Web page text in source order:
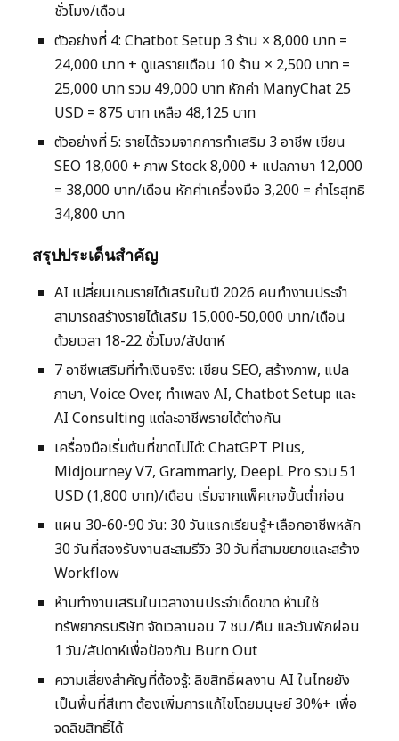
ชั่วโมง/เดือน
ตัวอย่างที่ 4: Chatbot Setup 3 ร้าน × 8,000 บาท =
24,000 บาท + ดูแลรายเดือน 10 ร้าน × 2,500 บาท =
25,000 บาท รวม 49,000 บาท หักค่า ManyChat 25
USD = 875 บาท เหลือ 48,125 บาท
ตัวอย่างที่ 5: รายได้รวมจากการทำเสริม 3 อาชีพ เขียน
SEO 18,000 + ภาพ Stock 8,000 + แปลภาษา 12,000
= 38,000 บาท/เดือน หักค่าเครื่องมือ 3,200 = กำไรสุทธิ
34,800 บาท
สรุปประเด็นสำคัญ
AI เปลี่ยนเกมรายได้เสริมในปี 2026 คนทำงานประจำ
สามารถสร้างรายได้เสริม 15,000-50,000 บาท/เดือน
ด้วยเวลา 18-22 ชั่วโมง/สัปดาห์
7 อาชีพเสริมที่ทำเงินจริง: เขียน SEO, สร้างภาพ, แปล
ภาษา, Voice Over, ทำเพลง AI, Chatbot Setup และ
AI Consulting แต่ละอาชีพรายได้ต่างกัน
เครื่องมือเริ่มต้นที่ขาดไม่ได้: ChatGPT Plus,
Midjourney V7, Grammarly, DeepL Pro รวม 51
USD (1,800 บาท)/เดือน เริ่มจากแพ็คเกจขั้นต่ำก่อน
แผน 30-60-90 วัน: 30 วันแรกเรียนรู้+เลือกอาชีพหลัก
30 วันที่สองรับงานสะสมรีวิว 30 วันที่สามขยายและสร้าง
Workflow
ห้ามทำงานเสริมในเวลางานประจำเด็ดขาด ห้ามใช้
ทรัพยากรบริษัท จัดเวลานอน 7 ชม./คืน และวันพักผ่อน
1 วัน/สัปดาห์เพื่อป้องกัน Burn Out
ความเสี่ยงสำคัญที่ต้องรู้: ลิขสิทธิ์ผลงาน AI ในไทยยัง
เป็นพื้นที่สีเทา ต้องเพิ่มการแก้ไขโดยมนุษย์ 30%+ เพื่อ
จดลิขสิทธิ์ได้